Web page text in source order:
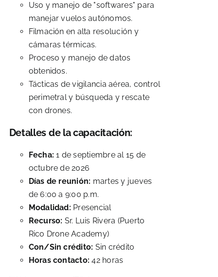
Uso y manejo de "softwares" para
manejar vuelos autónomos.
Filmación en alta resolución y
cámaras térmicas.
Proceso y manejo de datos
obtenidos.
Tácticas de vigilancia aérea, control
perimetral y búsqueda y rescate
con drones.
Detalles de la capacitación:
Fecha:1 de septiembre al 15 de
octubre de 2026
Días de reunión: martes y jueves
de 6:00 a 9:00 p.m.
Modalidad: Presencial
Recurso: Sr. Luis Rivera (Puerto
Rico Drone Academy)
Con/Sin crédito: Sin crédito
Horas contacto: 42 horas